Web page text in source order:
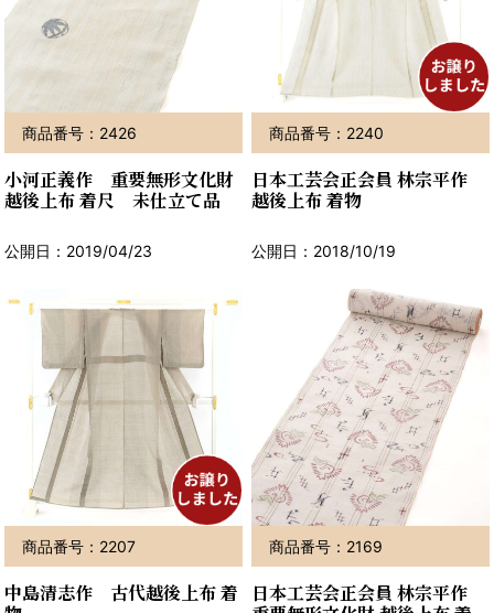
商品番号：2426
小河正義作 重要無形文化財
越後上布 着尺 未仕立て品
公開日：2019/04/23
商品番号：2240
日本工芸会正会員 林宗平作
越後上布 着物
公開日：2018/10/19
商品番号：2207
中島清志作 古代越後上布 着
商品番号：2169
日本工芸会正会員 林宗平作